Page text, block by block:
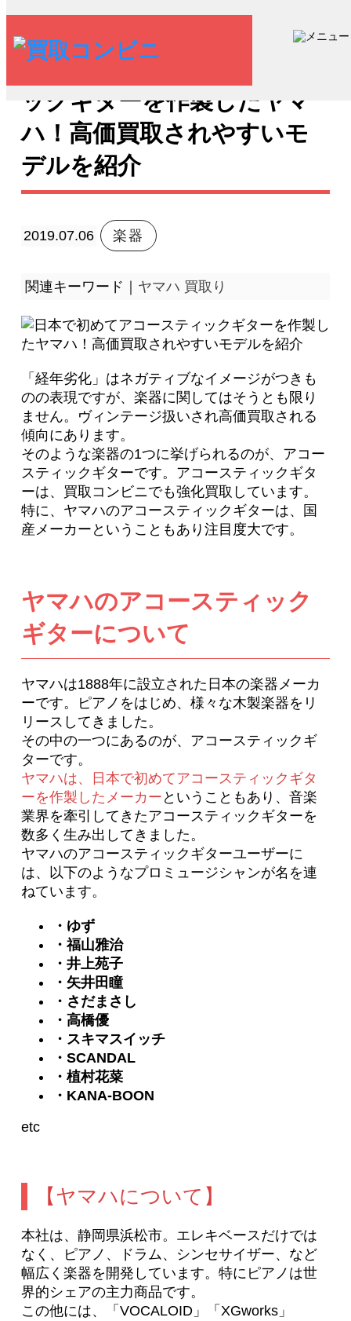
日本で初めてアコースティ
ックギターを作製したヤマ
ハ！高価買取されやすいモ
デルを紹介
2019.07.06 楽器
関連キーワード｜ ヤマハ 買取り
「経年劣化」はネガティブなイメージがつきも
のの表現ですが、楽器に関してはそうとも限り
ません。ヴィンテージ扱いされ高価買取される
傾向にあります。
そのような楽器の1つに挙げられるのが、アコー
スティックギターです。アコースティックギタ
ーは、買取コンビニでも強化買取しています。
特に、ヤマハのアコースティックギターは、国
産メーカーということもあり注目度大です。
ヤマハのアコースティック
ギターについて
ヤマハは1888年に設立された日本の楽器メーカ
ーです。ピアノをはじめ、様々な木製楽器をリ
リースしてきました。
その中の一つにあるのが、アコースティックギ
ターです。
ヤマハは、日本で初めてアコースティックギタ
ーを作製したメーカー ということもあり、音楽
業界を牽引してきたアコースティックギターを
数多く生み出してきました。
ヤマハのアコースティックギターユーザーに
は、以下のようなプロミュージシャンが名を連
ねています。
・ゆず
・福山雅治
・井上苑子
・矢井田瞳
・さだまさし
・高橋優
・スキマスイッチ
・SCANDAL
・植村花菜
・KANA-BOON
etc
【ヤマハについて】
本社は、静岡県浜松市。エレキベースだけでは
なく、ピアノ、ドラム、シンセサイザー、など
幅広く楽器を開発しています。特にピアノは世
界的シェアの主力商品です。
この他には、「VOCALOID」「XGworks」